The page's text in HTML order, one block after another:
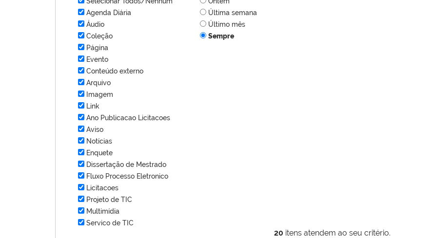
20 itens atendem ao seu critério.
Agenda Diária
Áudio
Coleção
Página
Evento
Conteúdo externo
Arquivo
Imagem
Link
Ano Publicacao Licitacoes
Aviso
Notícias
Enquete
Dissertação de Mestrado
Fluxo Processo Eletronico
Licitacoes
Projeto de TIC
Multimídia
Servico de TIC
Última semana
Último mês
Sempre